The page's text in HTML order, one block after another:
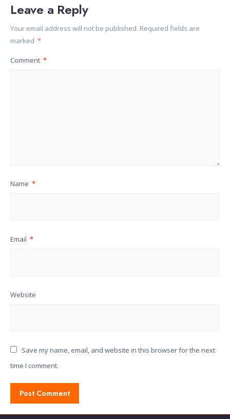
Leave a Reply
Your email address will not be published. Required fields are
marked *
Comment *
Name *
Email *
Website
Save my name, email, and website in this browser for the next
time I comment.